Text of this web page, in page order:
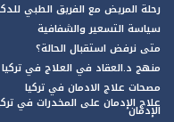
رحلة المريض مع الفريق الطبي
سياسة التسعير والشفافية
متى نرفض استقبال الحالة؟
منهج د.العقاد في العلاج في تركيا
مصحات علاج الادمان في تركيا
علاج الإدمان على المخدرات في
الإدمان